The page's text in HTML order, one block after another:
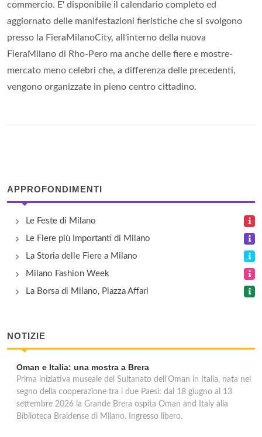
commercio. E' disponibile il calendario completo ed
aggiornato delle manifestazioni fieristiche che si svolgono
presso la FieraMilanoCity, all'interno della nuova
FieraMilano di Rho-Pero ma anche delle fiere e mostre-
mercato meno celebri che, a differenza delle precedenti,
vengono organizzate in pieno centro cittadino.
APPROFONDIMENTI
Le Feste di Milano
Le Fiere più Importanti di Milano
La Storia delle Fiere a Milano
Milano Fashion Week
La Borsa di Milano, Piazza Affari
NOTIZIE
Oman e Italia: una mostra a Brera
Prima iniziativa museale del Sultanato dell'Oman in Italia, nata nel
segno della cooperazione tra i due Paesi: dal 18 giugno al 13
settembre 2026 la Grande Brera ospita Oman and Italy alla
Biblioteca Braidense di Milano. Ingresso libero.